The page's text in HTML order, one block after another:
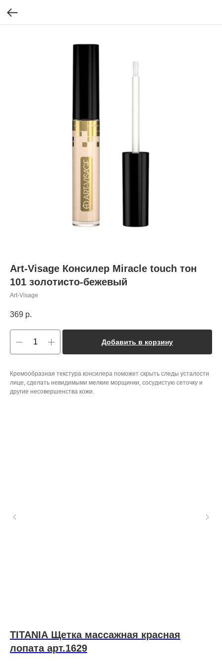
Art-Visage Консилер Miracle touch тон
101 золотисто-бежевый
Art-Visage
369 р.
Добавить в корзину
Кремообразная текстура консилера поможет скрыть следы усталости
лице, сделать невидимыми мелкие морщинки, сосудистую сеточку и
другие несовершенства кожи.
TITANIA Щетка массажная красная
лопата арт.1629